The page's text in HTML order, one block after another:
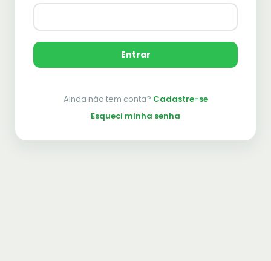
Entrar
Ainda não tem conta? Cadastre-se
Esqueci minha senha